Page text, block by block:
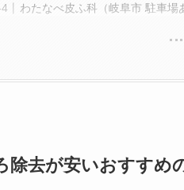
わたなべ皮ふ科（岐阜市 駐車場
除去が安いおすすめ